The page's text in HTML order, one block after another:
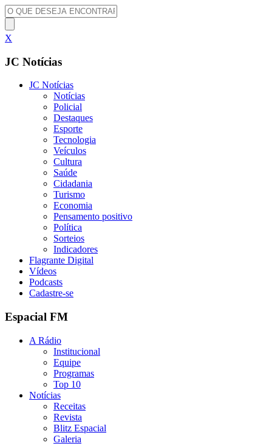
X
JC Notícias
JC Notícias
Notícias
Policial
Destaques
Esporte
Tecnologia
Veículos
Cultura
Saúde
Cidadania
Turismo
Economia
Pensamento positivo
Política
Sorteios
Indicadores
Flagrante Digital
Vídeos
Podcasts
Cadastre-se
Espacial FM
A Rádio
Institucional
Equipe
Programas
Top 10
Notícias
Receitas
Revista
Blitz Espacial
Galeria